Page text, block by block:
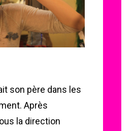
son père dans les
Après
la direction